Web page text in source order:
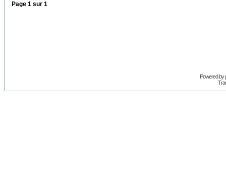
Page 1 sur 1
Powered by